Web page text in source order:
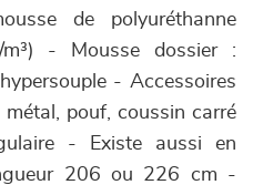
de polyuréthanne
m³) - Mousse dossier :
- Accessoires
pouf, coussin carré
- Existe aussi en
206 ou 226 cm -